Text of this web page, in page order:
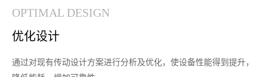
OPTIMAL DESIGN
优化设计
通过对现有传动设计方案进行分析及优化，使设备性能得到提升，